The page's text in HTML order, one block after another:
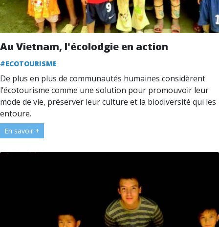
Au Vietnam, l'écolodgie en action
#ECOTOURISME
De plus en plus de communautés humaines considèrent
l’écotourisme comme une solution pour promouvoir leur
mode de vie, préserver leur culture et la biodiversité qui les
entoure.
En savoir +